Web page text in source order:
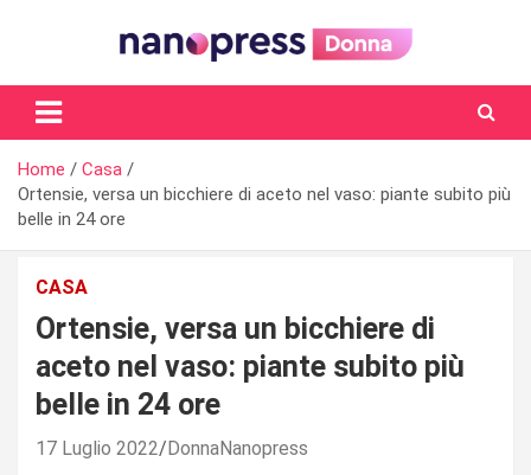
Il magazine femminile di Nanopress.it
Home
Casa
Ortensie, versa un bicchiere di aceto nel vaso: piante subito più
belle in 24 ore
CASA
Ortensie, versa un bicchiere di
aceto nel vaso: piante subito più
belle in 24 ore
17 Luglio 2022 DonnaNanopress